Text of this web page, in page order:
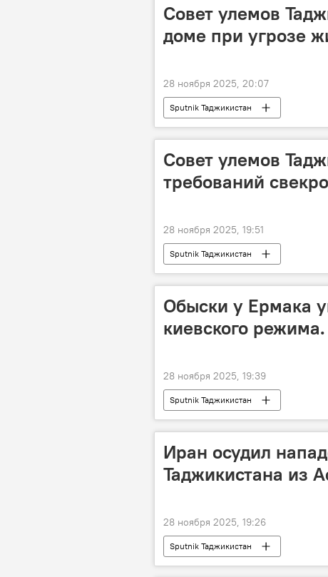
Совет улемов
доме при угрозе
28 ноября 2025, 20:07
Sputnik Таджикистан
Совет улемов
требований
28 ноября 2025, 19:51
Sputnik Таджикистан
Обыски у Ермака
киевского режима.
28 ноября 2025, 19:39
Sputnik Таджикистан
Иран осудил
Таджикистана из
28 ноября 2025, 19:26
Sputnik Таджикистан